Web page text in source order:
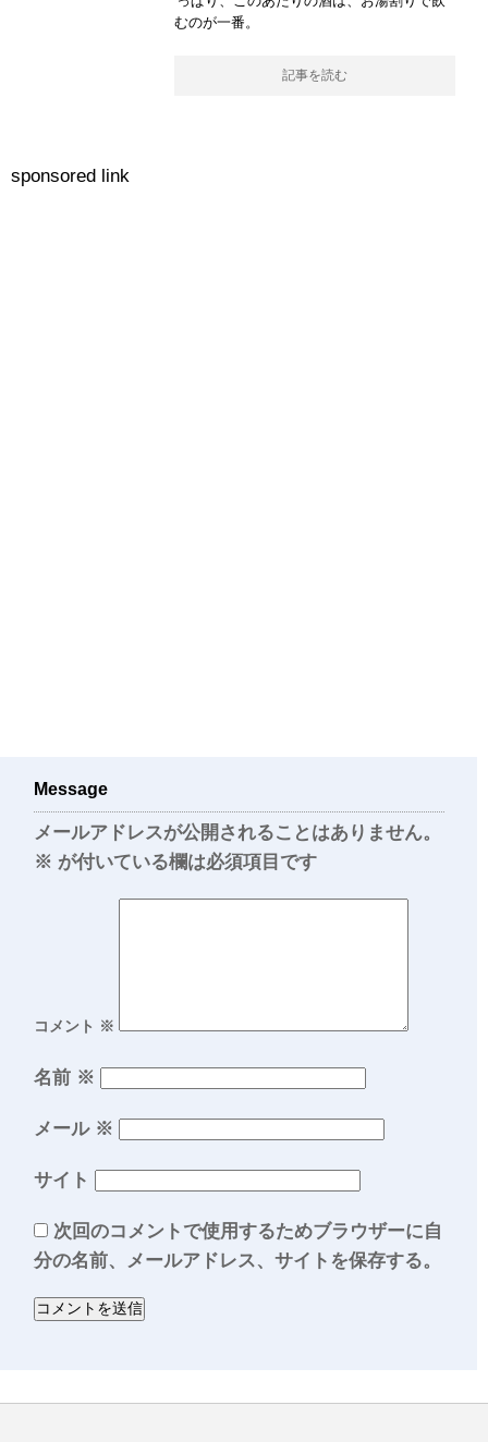
むのが一番。
記事を読む
sponsored link
Message
メールアドレスが公開されることはありません。
※ が付いている欄は必須項目です
コメント ※
名前 ※
メール ※
サイト
次回のコメントで使用するためブラウザーに自
分の名前、メールアドレス、サイトを保存する。